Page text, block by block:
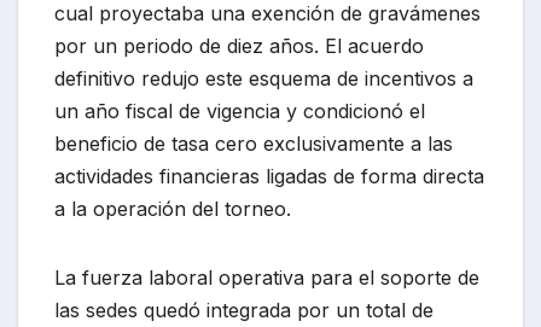
cual proyectaba una exención de gravámenes
por un periodo de diez años. El acuerdo
definitivo redujo este esquema de incentivos a
un año fiscal de vigencia y condicionó el
beneficio de tasa cero exclusivamente a las
actividades financieras ligadas de forma directa
a la operación del torneo.
La fuerza laboral operativa para el soporte de
las sedes quedó integrada por un total de